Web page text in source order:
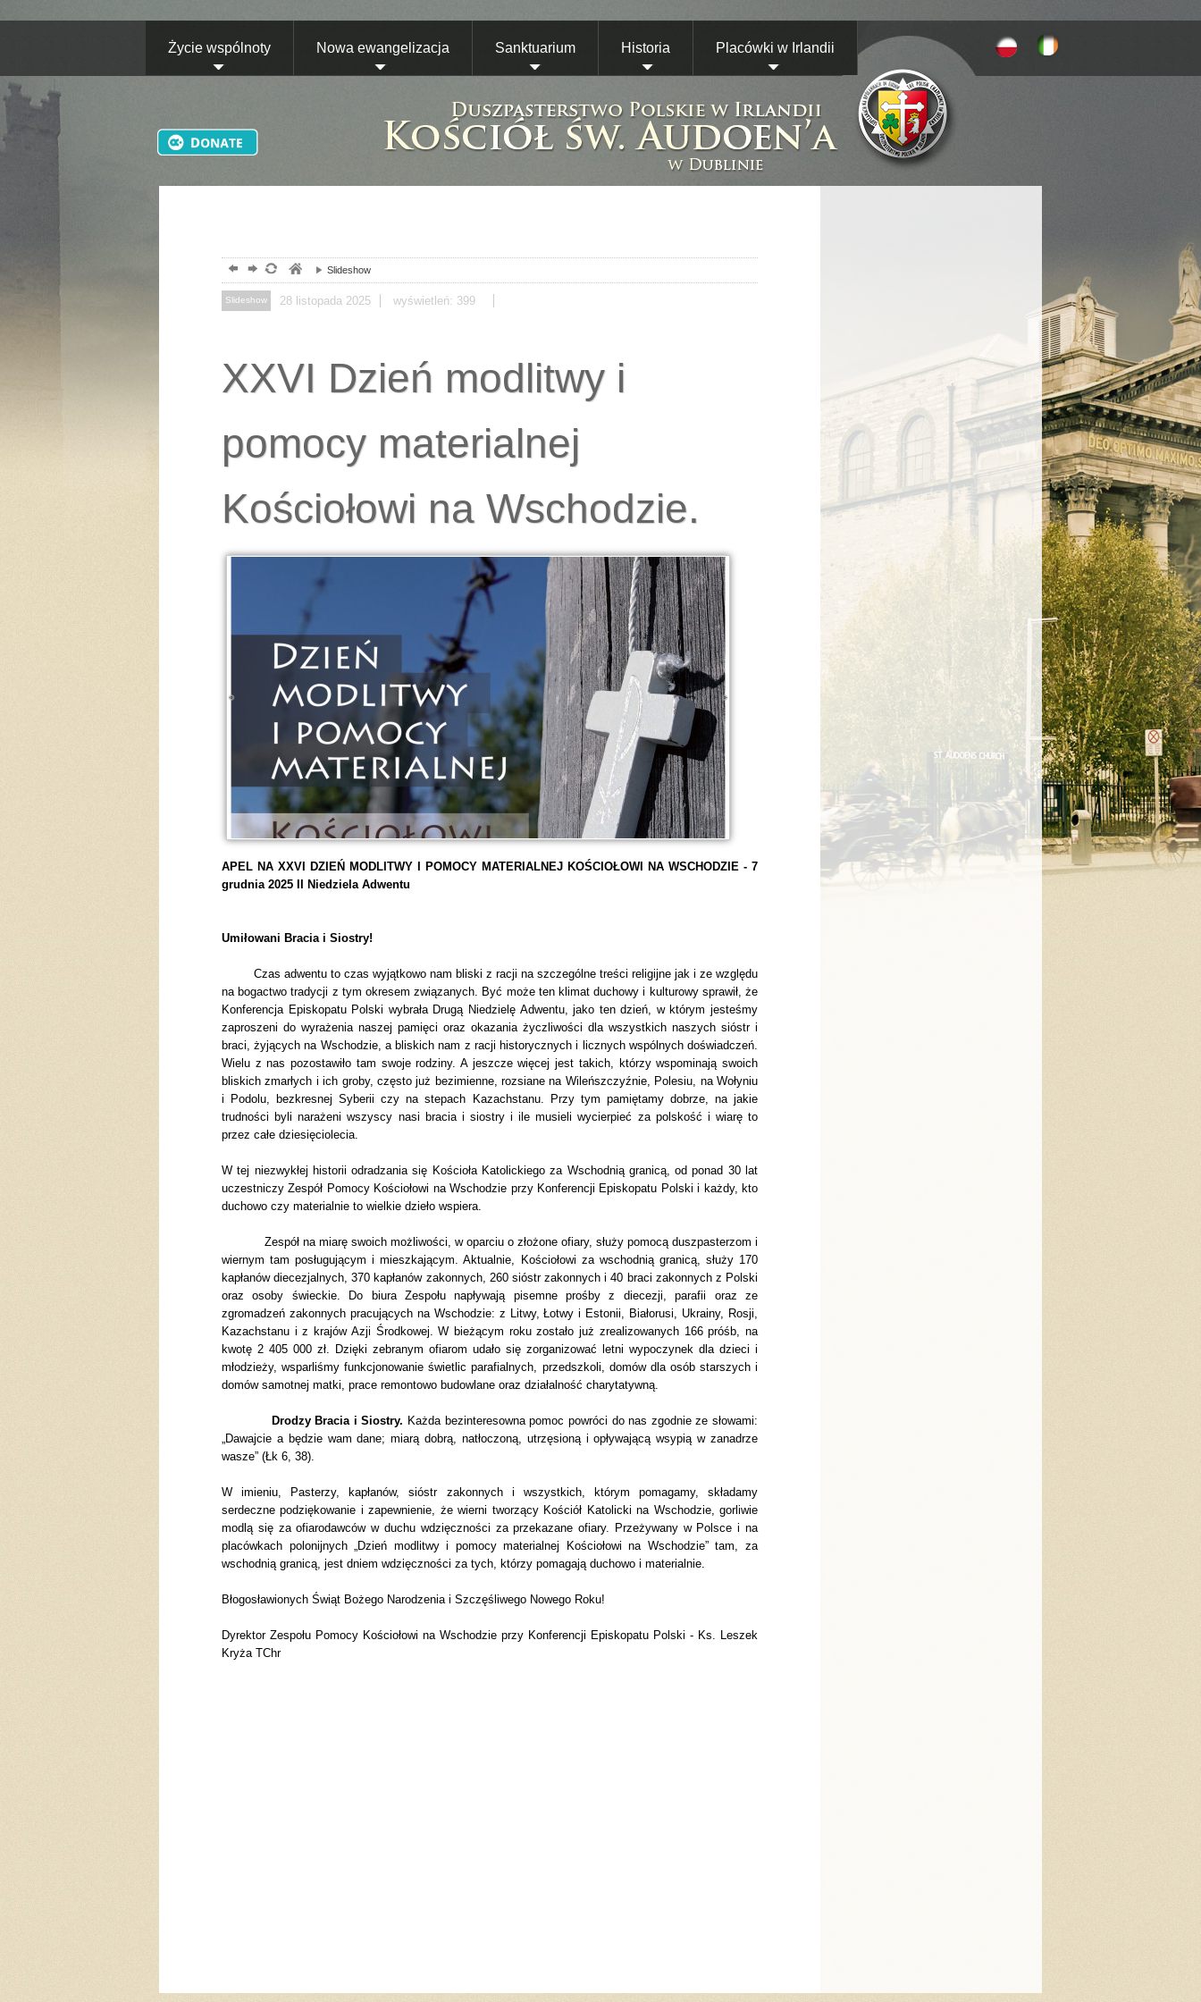
Życie wspólnoty Nowa ewangelizacja Sanktuarium Historia Placówki w Irlandii
Slideshow
Slideshow 28 listopada 2025 wyświetleń: 399
XXVI Dzień modlitwy i
pomocy materialnej
Kościołowi na Wschodzie.
APEL NA XXVI DZIEŃ MODLITWY I POMOCY MATERIALNEJ KOŚCIOŁOWI NA WSCHODZIE - 7
grudnia 2025 II Niedziela Adwentu
Umiłowani Bracia i Siostry!
Czas adwentu to czas wyjątkowo nam bliski z racji na szczególne treści religijne jak i ze względu
na bogactwo tradycji z tym okresem związanych. Być może ten klimat duchowy i kulturowy sprawił, że
Konferencja Episkopatu Polski wybrała Drugą Niedzielę Adwentu, jako ten dzień, w którym jesteśmy
zaproszeni do wyrażenia naszej pamięci oraz okazania życzliwości dla wszystkich naszych sióstr i
braci, żyjących na Wschodzie, a bliskich nam z racji historycznych i licznych wspólnych doświadczeń.
Wielu z nas pozostawiło tam swoje rodziny. A jeszcze więcej jest takich, którzy wspominają swoich
bliskich zmarłych i ich groby, często już bezimienne, rozsiane na Wileńszczyźnie, Polesiu, na Wołyniu
i Podolu, bezkresnej Syberii czy na stepach Kazachstanu. Przy tym pamiętamy dobrze, na jakie
trudności byli narażeni wszyscy nasi bracia i siostry i ile musieli wycierpieć za polskość i wiarę to
przez całe dziesięciolecia.
W tej niezwykłej historii odradzania się Kościoła Katolickiego za Wschodnią granicą, od ponad 30 lat
uczestniczy Zespół Pomocy Kościołowi na Wschodzie przy Konferencji Episkopatu Polski i każdy, kto
duchowo czy materialnie to wielkie dzieło wspiera.
Zespół na miarę swoich możliwości, w oparciu o złożone ofiary, służy pomocą duszpasterzom i
wiernym tam posługującym i mieszkającym. Aktualnie, Kościołowi za wschodnią granicą, służy 170
kapłanów diecezjalnych, 370 kapłanów zakonnych, 260 sióstr zakonnych i 40 braci zakonnych z Polski
oraz osoby świeckie. Do biura Zespołu napływają pisemne prośby z diecezji, parafii oraz ze
zgromadzeń zakonnych pracujących na Wschodzie: z Litwy, Łotwy i Estonii, Białorusi, Ukrainy, Rosji,
Kazachstanu i z krajów Azji Środkowej. W bieżącym roku zostało już zrealizowanych 166 próśb, na
kwotę 2 405 000 zł. Dzięki zebranym ofiarom udało się zorganizować letni wypoczynek dla dzieci i
młodzieży, wsparliśmy funkcjonowanie świetlic parafialnych, przedszkoli, domów dla osób starszych i
domów samotnej matki, prace remontowo budowlane oraz działalność charytatywną.
Drodzy Bracia i Siostry. Każda bezinteresowna pomoc powróci do nas zgodnie ze słowami:
„Dawajcie a będzie wam dane; miarą dobrą, natłoczoną, utrzęsioną i opływającą wsypią w zanadrze
wasze” (Łk 6, 38).
W imieniu, Pasterzy, kapłanów, sióstr zakonnych i wszystkich, którym pomagamy, składamy
serdeczne podziękowanie i zapewnienie, że wierni tworzący Kościół Katolicki na Wschodzie, gorliwie
modlą się za ofiarodawców w duchu wdzięczności za przekazane ofiary. Przeżywany w Polsce i na
placówkach polonijnych „Dzień modlitwy i pomocy materialnej Kościołowi na Wschodzie” tam, za
wschodnią granicą, jest dniem wdzięczności za tych, którzy pomagają duchowo i materialnie.
Błogosławionych Świąt Bożego Narodzenia i Szczęśliwego Nowego Roku!
Dyrektor Zespołu Pomocy Kościołowi na Wschodzie przy Konferencji Episkopatu Polski - Ks. Leszek
Kryża TChr